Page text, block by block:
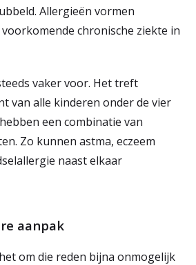
Allergieën vormen
chronische ziekte in
vaker voor. Het treft
van alle kinderen onder de vier
een combinatie van
Zo kunnen astma, eczeem
naast elkaar
aanpak
om die reden bijna onmogelijk